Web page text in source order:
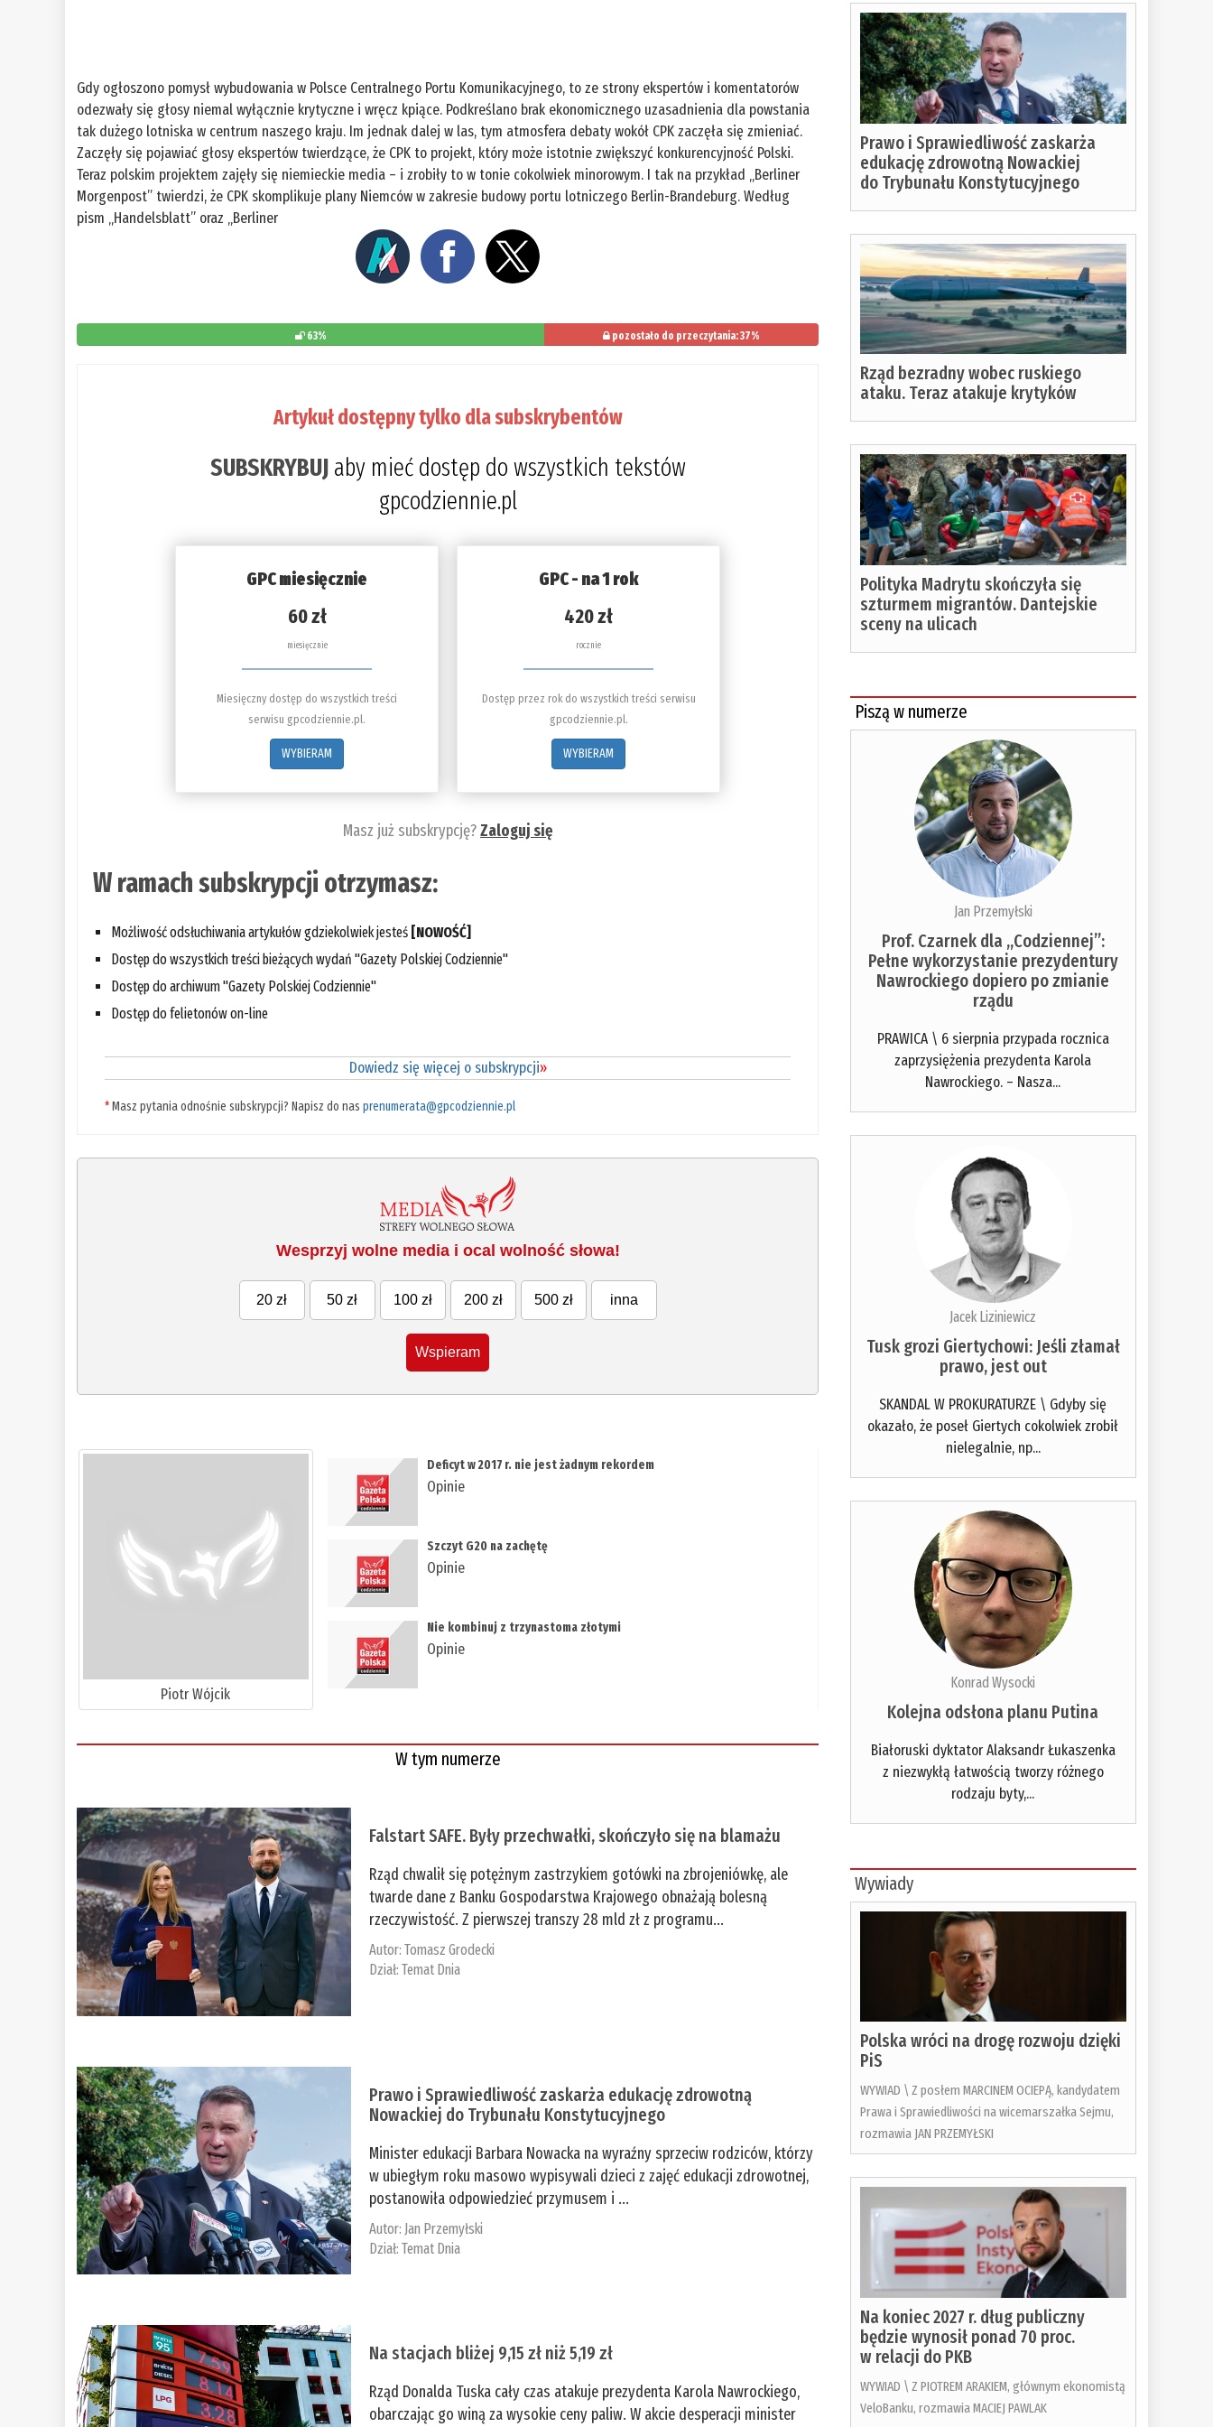
Gdy ogłoszono pomysł wybudowania w Polsce Centralnego Portu Komunikacyjnego, to ze strony ekspertów i komentatorów
odezwały się głosy niemal wyłącznie krytyczne i wręcz kpiące. Podkreślano brak ekonomicznego uzasadnienia dla powstania
tak dużego lotniska w centrum naszego kraju. Im jednak dalej w las, tym atmosfera debaty wokół CPK zaczęła się zmieniać.
Zaczęły się pojawiać głosy ekspertów twierdzące, że CPK to projekt, który może istotnie zwiększyć konkurencyjność Polski.
Teraz polskim projektem zajęły się niemieckie media – i zrobiły to w tonie cokolwiek minorowym. I tak na przykład „Berliner
Morgenpost” twierdzi, że CPK skomplikuje plany Niemców w zakresie budowy portu lotniczego Berlin-Brandeburg. Według
pism „Handelsblatt” oraz „Berliner
63% pozostało do przeczytania: 37%
Artykuł dostępny tylko dla subskrybentów
SUBSKRYBUJaby mieć dostęp do wszystkich tekstów
gpcodziennie.pl
GPC miesięcznie
60 zł
miesięcznie
Miesięczny dostęp do wszystkich treści
serwisu gpcodziennie.pl.
WYBIERAM
GPC - na 1 rok
420 zł
rocznie
Dostęp przez rok do wszystkich treści serwisu
gpcodziennie.pl.
WYBIERAM
Masz już subskrypcję?Zaloguj się
W ramach subskrypcji otrzymasz:
Możliwość odsłuchiwania artykułów gdziekolwiek jesteś [NOWOŚĆ]
Dostęp do wszystkich treści bieżących wydań "Gazety Polskiej Codziennie"
Dostęp do archiwum "Gazety Polskiej Codziennie"
Dostęp do felietonów on-line
Dowiedz się więcej o subskrypcji»
*Masz pytania odnośnie subskrypcji? Napisz do nasprenumerata@gpcodziennie.pl
Wesprzyj wolne media i ocal wolność słowa!
20 zł 50 zł 100 zł 200 zł 500 zł inna
Wspieram
Piotr Wójcik
Deficyt w 2017 r. nie jest żadnym rekordem
Opinie
Szczyt G20 na zachętę
Opinie
Nie kombinuj z trzynastoma złotymi
Opinie
W tym numerze
Falstart SAFE. Były przechwałki, skończyło się na blamażu
Rząd chwalił się potężnym zastrzykiem gotówki na zbrojeniówkę, ale
twarde dane z Banku Gospodarstwa Krajowego obnażają bolesną
rzeczywistość. Z pierwszej transzy 28 mld zł z programu...
Autor:Tomasz Grodecki
Dział:Temat Dnia
Prawo i Sprawiedliwość zaskarża edukację zdrowotną
Nowackiej do Trybunału Konstytucyjnego
Minister edukacji Barbara Nowacka na wyraźny sprzeciw rodziców, którzy
w ubiegłym roku masowo wypisywali dzieci z zajęć edukacji zdrowotnej,
postanowiła odpowiedzieć przymusem i ...
Autor: Jan Przemyłski
Dział:Temat Dnia
Na stacjach bliżej 9,15 zł niż 5,19 zł
Rząd Donalda Tuska cały czas atakuje prezydenta Karola Nawrockiego,
obarczając go winą za wysokie ceny paliw. W akcie desperacji minister
Prawo i Sprawiedliwość zaskarża
edukację zdrowotną Nowackiej
do Trybunału Konstytucyjnego
Rząd bezradny wobec ruskiego
ataku. Teraz atakuje krytyków
Polityka Madrytu skończyła się
szturmem migrantów. Dantejskie
sceny na ulicach
Piszą w numerze
Jan Przemyłski
Prof. Czarnek dla „Codziennej”:
Pełne wykorzystanie prezydentury
Nawrockiego dopiero po zmianie
rządu
PRAWICA \ 6 sierpnia przypada rocznica
zaprzysiężenia prezydenta Karola
Nawrockiego. – Nasza...
Jacek Liziniewicz
Tusk grozi Giertychowi: Jeśli złamał
prawo, jest out
SKANDAL W PROKURATURZE \ Gdyby się
okazało, że poseł Giertych cokolwiek zrobił
nielegalnie, np...
Konrad Wysocki
Kolejna odsłona planu Putina
Białoruski dyktator Alaksandr Łukaszenka
z niezwykłą łatwością tworzy różnego
rodzaju byty,...
Wywiady
Polska wróci na drogę rozwoju dzięki
PiS
WYWIAD \ Z posłem MARCINEM OCIEPĄ, kandydatem
Prawa i Sprawiedliwości na wicemarszałka Sejmu,
rozmawia JAN PRZEMYŁSKI
Na koniec 2027 r. dług publiczny
będzie wynosił ponad 70 proc.
w relacji do PKB
WYWIAD \ Z PIOTREM ARAKIEM, głównym ekonomistą
VeloBanku, rozmawia MACIEJ PAWLAK